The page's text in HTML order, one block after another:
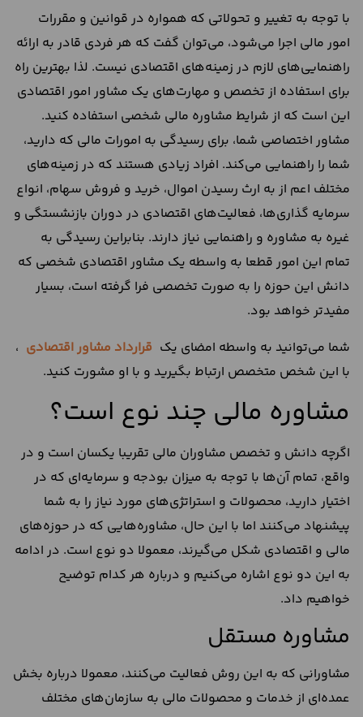
با توجه به تغییر و تحولاتی که همواره در قوانین و مقررات
امور مالی اجرا می‌شود، می‌توان گفت که هر فردی قادر به ارائه
راهنمایی‌های لازم در زمینه‌های اقتصادی نیست. لذا بهترین راه
برای استفاده از تخصص و مهارت‌های یک مشاور امور اقتصادی
این است که از شرایط مشاوره مالی شخصی استفاده کنید.
مشاور اختصاصی شما، برای رسیدگی به امورات مالی که دارید،
شما را راهنمایی می‌کند. افراد زیادی هستند که در زمینه‌های
مختلف اعم از به ارث رسیدن اموال، خرید و فروش سهام، انواع
سرمایه گذاری‌ها‌، فعالیت‌های اقتصادی در دوران بازنشستگی و
غیره به مشاوره و راهنمایی نیاز دارند. بنابراین رسیدگی به
تمام این امور قطعا به واسطه یک مشاور اقتصادی شخصی که
دانش این حوزه را به صورت تخصصی فرا گرفته است، بسیار
مفیدتر خواهد بود.
شما می‌توانید به واسطه امضای یک قرارداد مشاور اقتصادی ،
با این شخص متخصص ارتباط بگیرید و با او مشورت کنید.
مشاوره مالی چند نوع است؟
اگرچه دانش و تخصص مشاوران مالی تقریبا یکسان است و در
واقع، تمام آن‌ها با توجه به میزان بودجه و سرمایه‌ای که در
اختیار دارید، محصولات و استراتژی‌های مورد نیاز را به شما
پیشنهاد می‌کنند اما با این حال، مشاوره‌هایی که در حوزه‌های
مالی و اقتصادی شکل می‌گیرند، معمولا دو نوع است. در ادامه
به این دو نوع اشاره می‌کنیم و درباره هر کدام توضیح
خواهیم داد.
مشاوره مستقل
مشاورانی که به این روش فعالیت می‌کنند، معمولا درباره بخش
عمده‌ای از خدمات و محصولات مالی به سازمان‌های مختلف